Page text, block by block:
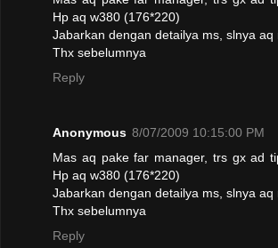
Hp aq w380 (176*220)
Jabarkan dengan detailya ms, slnya aq
Thx sebelumnya
Reply
Anonymous 8/07/2009 10:15:00 PM
Mas aq pake far manager, trs gx ad
Hp aq w380 (176*220)
Jabarkan dengan detailya ms, slnya aq
Thx sebelumnya
Reply